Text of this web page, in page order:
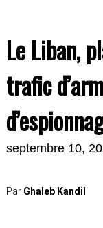
Le Liban,
trafic
septembre 10,
Par Ghaleb Kandil